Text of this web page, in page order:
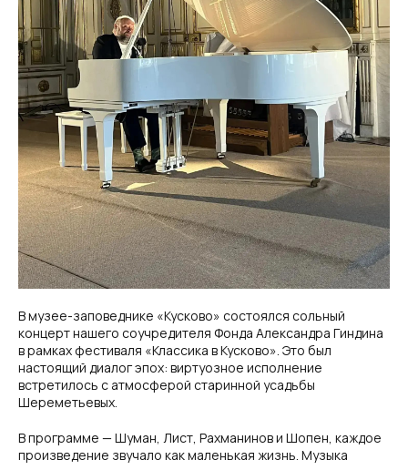
В музее-заповеднике «Кусково» состоялся сольный
концерт нашего соучредителя Фонда Александра Гиндина
в рамках фестиваля «Классика в Кусково». Это был
настоящий диалог эпох: виртуозное исполнение
встретилось с атмосферой старинной усадьбы
Шереметьевых.
В программе — Шуман, Лист, Рахманинов и Шопен, каждое
произведение звучало как маленькая жизнь. Музыка